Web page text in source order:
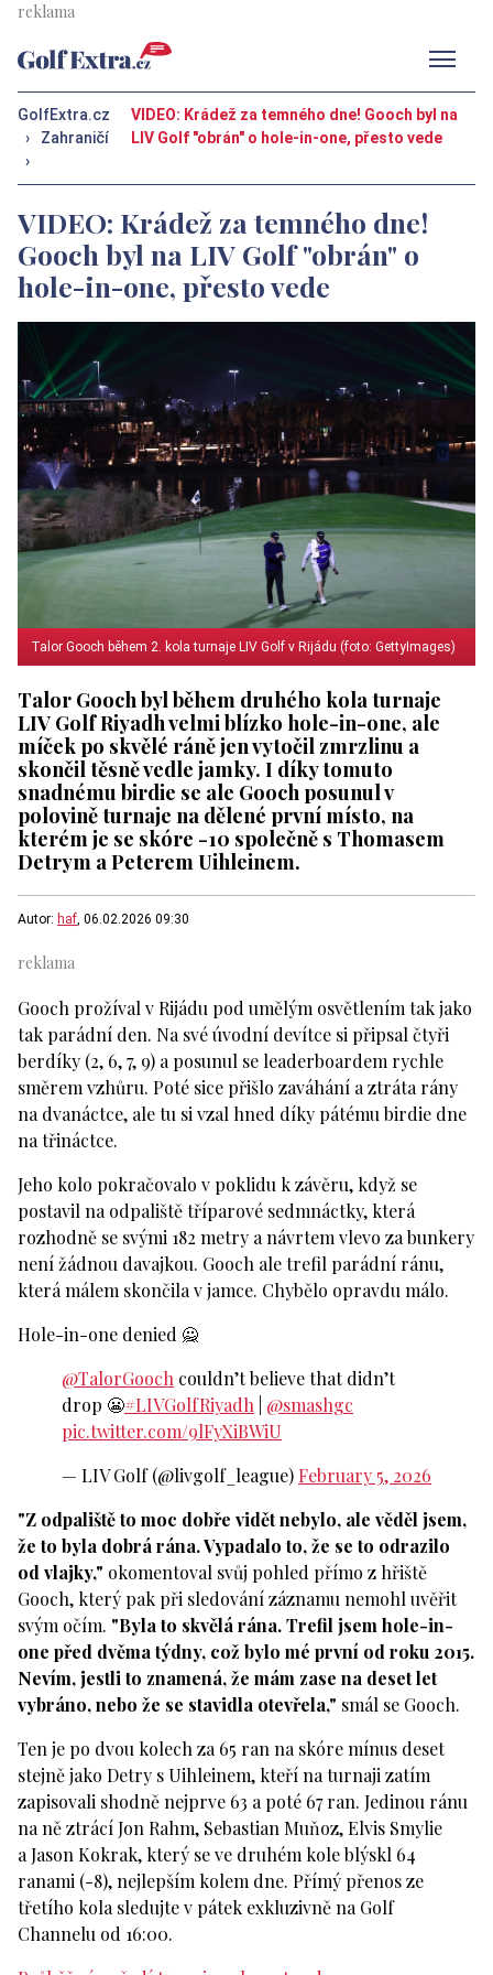
GolfExtra.cz
›
Zahraničí
›
VIDEO: Krádež za temného dne! Gooch byl na
LIV Golf "obrán" o hole-in-one, přesto vede
VIDEO: Krádež za temného dne!
Gooch byl na LIV Golf "obrán" o
hole-in-one, přesto vede
Talor Gooch během 2. kola turnaje LIV Golf v Rijádu (foto: GettyImages)
Talor Gooch byl během druhého kola turnaje
LIV Golf Riyadh velmi blízko hole-in-one, ale
míček po skvělé ráně jen vytočil zmrzlinu a
skončil těsně vedle jamky. I díky tomuto
snadnému birdie se ale Gooch posunul v
polovině turnaje na dělené první místo, na
kterém je se skóre -10 společně s Thomasem
Detrym a Peterem Uihleinem.
Autor: haf , 06.02.2026 09:30
Gooch prožíval v Rijádu pod umělým osvětlením tak jako
tak parádní den. Na své úvodní devítce si připsal čtyři
berdíky (2, 6, 7, 9) a posunul se leaderboardem rychle
směrem vzhůru. Poté sice přišlo zaváhání a ztráta rány
na dvanáctce, ale tu si vzal hned díky pátému birdie dne
na třináctce.
Jeho kolo pokračovalo v poklidu k závěru, když se
postavil na odpaliště tříparové sedmnáctky, která
rozhodně se svými 182 metry a návrtem vlevo za bunkery
není žádnou davajkou. Gooch ale trefil parádní ránu,
která málem skončila v jamce. Chybělo opravdu málo.
Hole-in-one denied 🙅‍
@TalorGooch couldn’t believe that didn’t
drop 😬#LIVGolfRiyadh
@smashgc
pic.twitter.com/9lFyXiBWiU
— LIV Golf (@livgolf_league)February 5, 2026
"Z odpaliště to moc dobře vidět nebylo, ale věděl jsem,
že to byla dobrá rána. Vypadalo to, že se to odrazilo
od vlajky," okomentoval svůj pohled přímo z hřiště
Gooch, který pak při sledování záznamu nemohl uvěřit
svým očím. "Byla to skvělá rána. Trefil jsem hole-in-
one před dvěma týdny, což bylo mé první od roku 2015.
Nevím, jestli to znamená, že mám zase na deset let
vybráno, nebo že se stavidla otevřela," smál se Gooch.
Ten je po dvou kolech za 65 ran na skóre mínus deset
stejně jako Detry s Uihleinem, kteří na turnaji zatím
zapisovali shodně nejprve 63 a poté 67 ran. Jedinou ránu
na ně ztrácí Jon Rahm, Sebastian Muňoz, Elvis Smylie
a Jason Kokrak, který se ve druhém kole blýskl 64
ranami (-8), nejlepším kolem dne. Přímý přenos ze
třetího kola sledujte v pátek exkluzivně na Golf
Channelu od 16:00.